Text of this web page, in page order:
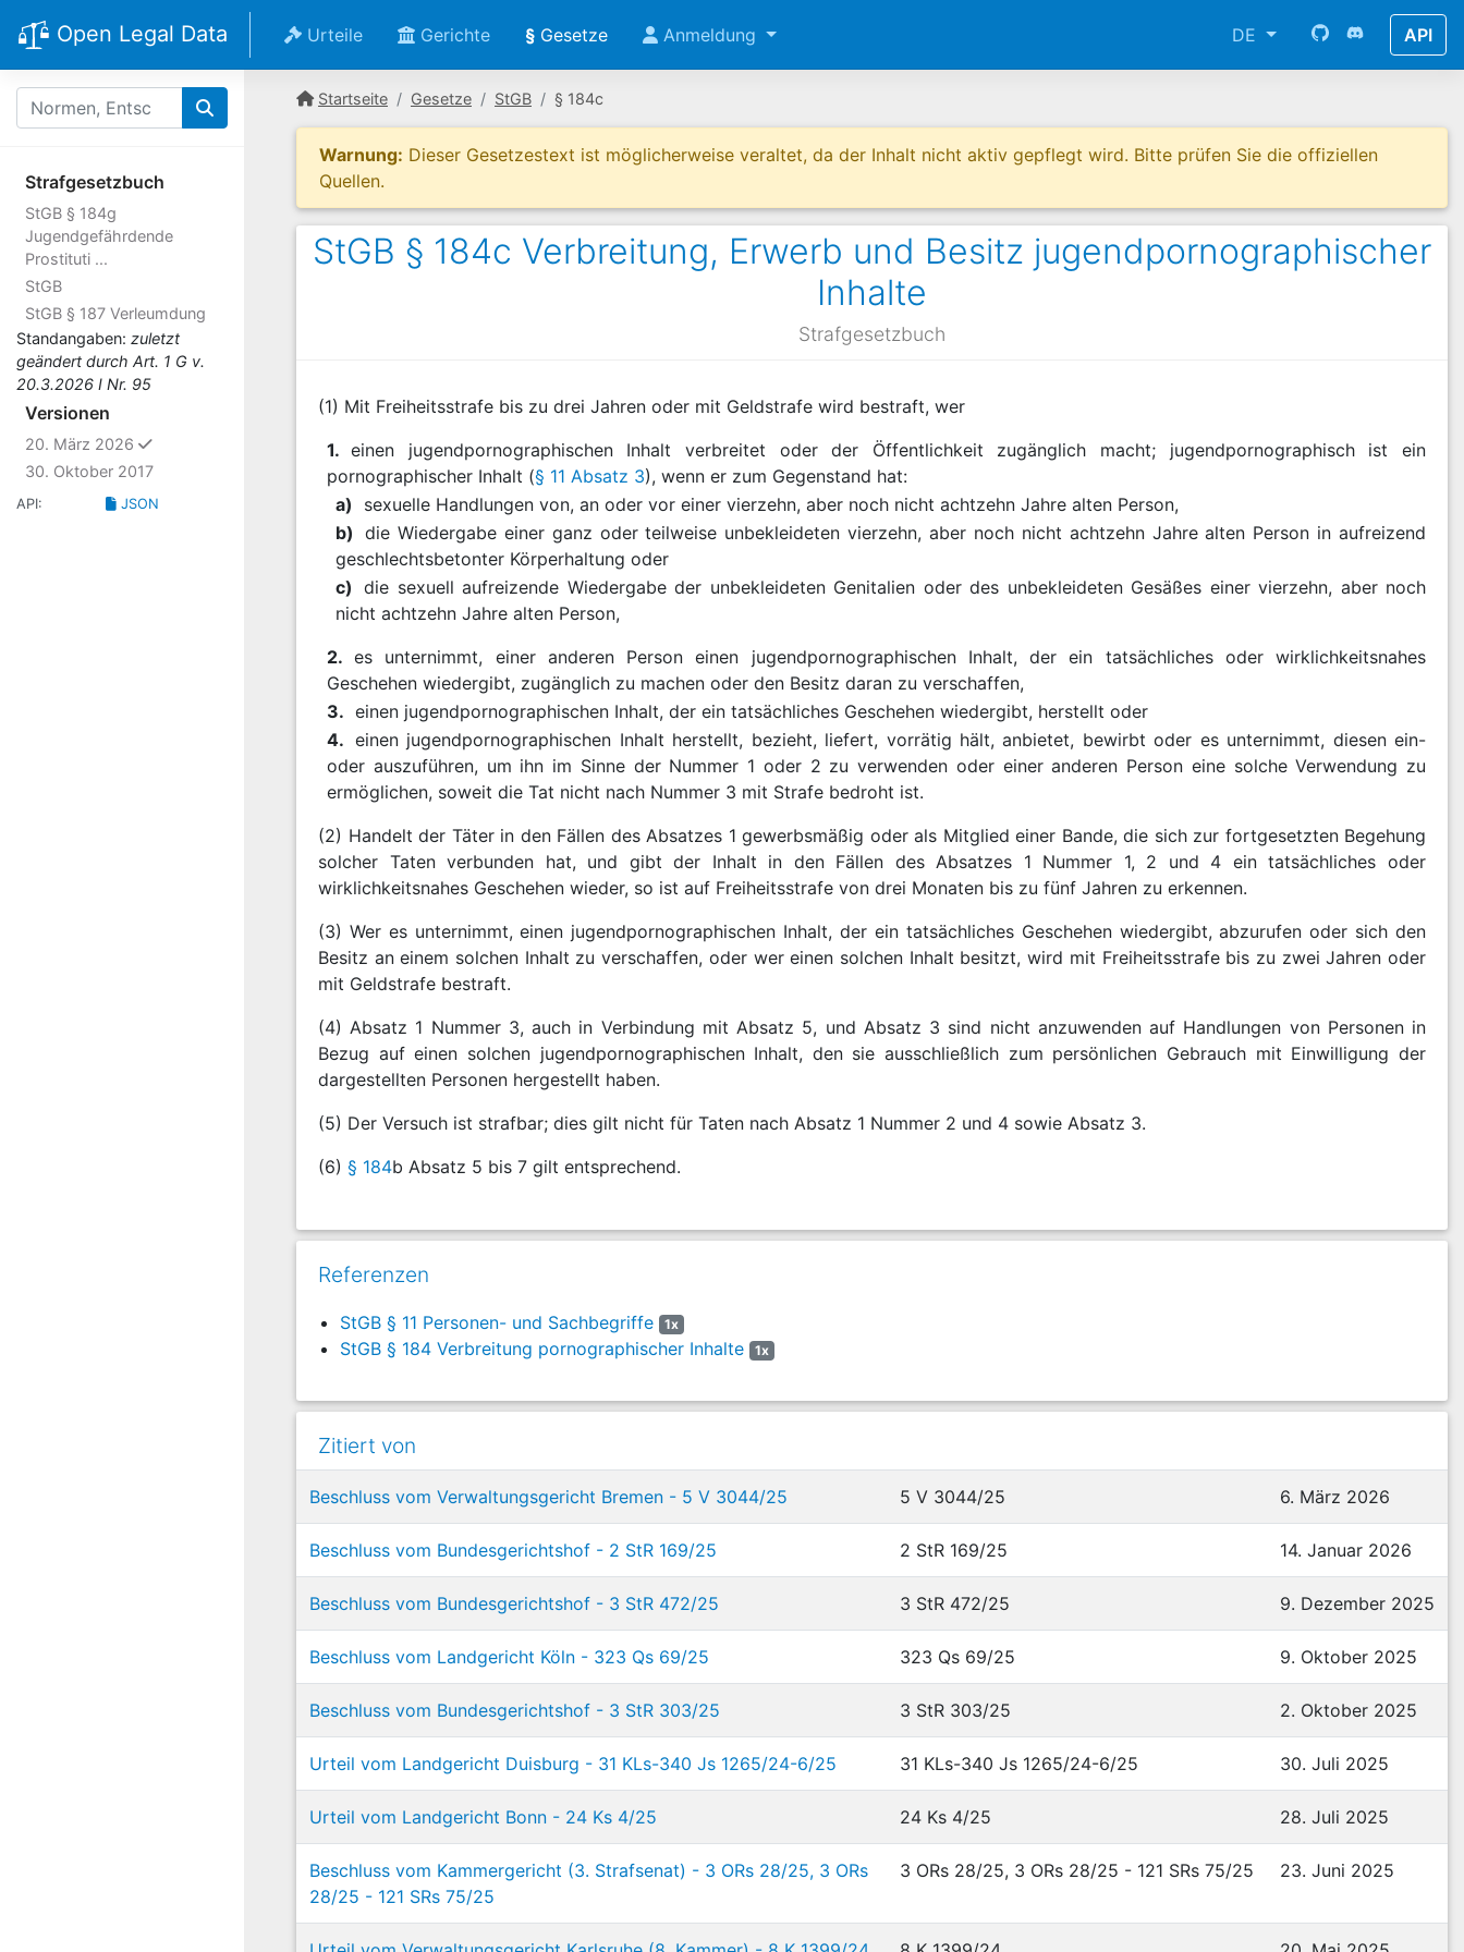
Open Legal Data Urteile Gerichte § Gesetze Anmeldung DE API
Strafgesetzbuch
StGB § 184g
Jugendgefährdende
Prostituti ...
StGB
StGB § 187 Verleumdung
Standangaben: zuletzt
geändert durch Art. 1 G v.
20.3.2026 I Nr. 95
Versionen
20. März 2026
ausgewählt
30. Oktober 2017
API: JSON
Startseite Gesetze StGB § 184c
Warnung: Dieser Gesetzestext ist möglicherweise veraltet, da der Inhalt nicht aktiv gepflegt wird. Bitte prüfen Sie die offiziellen
Quellen.
StGB § 184c Verbreitung, Erwerb und Besitz jugendpornographischer
Inhalte
Strafgesetzbuch
(1) Mit Freiheitsstrafe bis zu drei Jahren oder mit Geldstrafe wird bestraft, wer
1. einen jugendpornographischen Inhalt verbreitet oder der Öffentlichkeit zugänglich macht; jugendpornographisch ist ein
pornographischer Inhalt (§ 11 Absatz 3), wenn er zum Gegenstand hat:
a)
sexuelle Handlungen von, an oder vor einer vierzehn, aber noch nicht achtzehn Jahre alten Person,
b) die Wiedergabe einer ganz oder teilweise unbekleideten vierzehn, aber noch nicht achtzehn Jahre alten Person in aufreizend
geschlechtsbetonter Körperhaltung oder
c) die sexuell aufreizende Wiedergabe der unbekleideten Genitalien oder des unbekleideten Gesäßes einer vierzehn, aber noch
nicht achtzehn Jahre alten Person,
2. es unternimmt, einer anderen Person einen jugendpornographischen Inhalt, der ein tatsächliches oder wirklichkeitsnahes
Geschehen wiedergibt, zugänglich zu machen oder den Besitz daran zu verschaffen,
3. einen jugendpornographischen Inhalt, der ein tatsächliches Geschehen wiedergibt, herstellt oder
4. einen jugendpornographischen Inhalt herstellt, bezieht, liefert, vorrätig hält, anbietet, bewirbt oder es unternimmt, diesen ein-
oder auszuführen, um ihn im Sinne der Nummer 1 oder 2 zu verwenden oder einer anderen Person eine solche Verwendung zu
ermöglichen, soweit die Tat nicht nach Nummer 3 mit Strafe bedroht ist.
(2) Handelt der Täter in den Fällen des Absatzes 1 gewerbsmäßig oder als Mitglied einer Bande, die sich zur fortgesetzten Begehung
solcher Taten verbunden hat, und gibt der Inhalt in den Fällen des Absatzes 1 Nummer 1, 2 und 4 ein tatsächliches oder
wirklichkeitsnahes Geschehen wieder, so ist auf Freiheitsstrafe von drei Monaten bis zu fünf Jahren zu erkennen.
(3) Wer es unternimmt, einen jugendpornographischen Inhalt, der ein tatsächliches Geschehen wiedergibt, abzurufen oder sich den
Besitz an einem solchen Inhalt zu verschaffen, oder wer einen solchen Inhalt besitzt, wird mit Freiheitsstrafe bis zu zwei Jahren oder
mit Geldstrafe bestraft.
(4) Absatz 1 Nummer 3, auch in Verbindung mit Absatz 5, und Absatz 3 sind nicht anzuwenden auf Handlungen von Personen in
Bezug auf einen solchen jugendpornographischen Inhalt, den sie ausschließlich zum persönlichen Gebrauch mit Einwilligung der
dargestellten Personen hergestellt haben.
(5) Der Versuch ist strafbar; dies gilt nicht für Taten nach Absatz 1 Nummer 2 und 4 sowie Absatz 3.
(6) § 184b Absatz 5 bis 7 gilt entsprechend.
Referenzen
StGB § 11 Personen- und Sachbegriffe 1x
StGB § 184 Verbreitung pornographischer Inhalte 1x
Zitiert von
Beschluss vom Verwaltungsgericht Bremen - 5 V 3044/25 5 V 3044/25 6. März 2026
Beschluss vom Bundesgerichtshof - 2 StR 169/25 2 StR 169/25 14. Januar 2026
Beschluss vom Bundesgerichtshof - 3 StR 472/25 3 StR 472/25 9. Dezember 2025
Beschluss vom Landgericht Köln - 323 Qs 69/25 323 Qs 69/25 9. Oktober 2025
Beschluss vom Bundesgerichtshof - 3 StR 303/25 3 StR 303/25 2. Oktober 2025
Urteil vom Landgericht Duisburg - 31 KLs-340 Js 1265/24-6/25 31 KLs-340 Js 1265/24-6/25 30. Juli 2025
Urteil vom Landgericht Bonn - 24 Ks 4/25 24 Ks 4/25 28. Juli 2025
Beschluss vom Kammergericht (3. Strafsenat) - 3 ORs 28/25, 3 ORs
28/25 - 121 SRs 75/25
3 ORs 28/25, 3 ORs 28/25 - 121 SRs 75/25 23. Juni 2025